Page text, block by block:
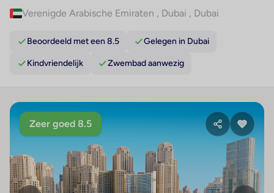
Verenigde Arabische Emiraten , Dubai , Dubai
Beoordeeld met een 8.5 Gelegen in Dubai
Kindvriendelijk Zwembad aanwezig
Zeer goed 8.5